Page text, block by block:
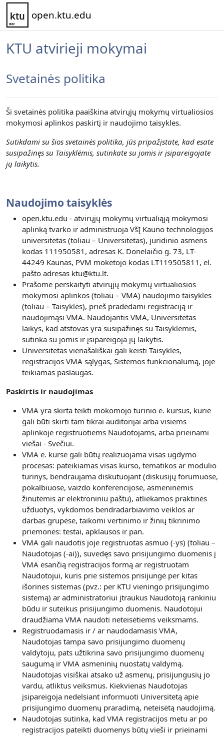
Pereiti į pagrindinį turinį
open.ktu.edu
KTU atvirieji mokymai
Svetainės politika
Ši svetainės politika paaiškina atvirųjų mokymų virtualiosios
mokymosi aplinkos paskirtį ir naudojimo taisykles.
Sutikdami su šios svetainės politika, jūs pripažįstate, kad esate
susipažinęs su Taisyklėmis, sutinkate su jomis ir įsipareigojate
jų laikytis.
Naudojimo taisyklės
open.ktu.edu - atvirųjų mokymų virtualiąją mokymosi
aplinką tvarko ir administruoja VšĮ Kauno technologijos
universitetas (toliau – Universitetas), juridinio asmens
kodas 111950581, adresas K. Donelaičio g. 73, LT-
44249 Kaunas, PVM mokėtojo kodas LT119505811, el.
pašto adresas ktu@ktu.lt.
Prašome perskaityti atvirųjų mokymų virtualiosios
mokymosi aplinkos (toliau – VMA) naudojimo taisykles
(toliau – Taisyklės), prieš pradėdami registraciją ir
naudojimąsi VMA. Naudojantis VMA, Universitetas
laikys, kad atstovas yra susipažinęs su Taisyklėmis,
sutinka su jomis ir įsipareigoja jų laikytis.
Universitetas vienašališkai gali keisti Taisykles,
registracijos VMA sąlygas, Sistemos funkcionalumą, joje
teikiamas paslaugas.
Paskirtis ir naudojimas
VMA yra skirta teikti mokomojo turinio e. kursus, kurie
gali būti skirti tam tikrai auditorijai arba visiems
aplinkoje registruotiems Naudotojams, arba prieinami
viešai - Svečiui.
VMA e. kurse gali būtų realizuojama visas ugdymo
procesas: pateikiamas visas kurso, tematikos ar modulio
turinys, bendraujama diskutuojant (diskusijų forumuose,
pokalbiuose, vaizdo konferencijose, asmeninėmis
žinutėmis ar elektroniniu paštu), atliekamos praktinės
užduotys, vykdomos bendradarbiavimo veiklos ar
darbas grupėse, taikomi vertinimo ir žinių tikrinimo
priemonės: testai, apklausos ir pan.
VMA gali naudotis joje registruotas asmuo (-ys) (toliau –
Naudotojas (-ai)), suvedęs savo prisijungimo duomenis į
VMA esančią registracijos formą ar registruotam
Naudotojui, kuris prie sistemos prisijungė per kitas
išorines sistemas (pvz.: per KTU vieningo prisijungimo
sistemą) ar administratoriui įtraukus Naudotoją rankiniu
būdu ir suteikus prisijungimo duomenis. Naudotojui
draudžiama VMA naudoti neteisėtiems veiksmams.
Registruodamasis ir / ar naudodamasis VMA,
Naudotojas tampa savo prisijungimo duomenų
valdytoju, pats užtikrina savo prisijungimo duomenų
saugumą ir VMA asmeninių nuostatų valdymą.
Naudotojas visiškai atsako už asmenų, prisijungusių jo
vardu, atliktus veiksmus. Kiekvienas Naudotojas
įsipareigoja nedelsiant informuoti Universitetą apie
prisijungimo duomenų praradimą, neteisėtą naudojimą.
Naudotojas sutinka, kad VMA registracijos metu ar po
registracijos pateikti duomenys būtų vieši ir prieinami